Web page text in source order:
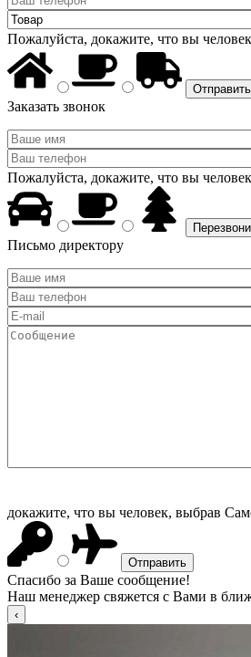
Пожалуйста, докажите, что вы
Заказать звонок
Пожалуйста, докажите, что вы
Письмо директору
докажите, что вы человек, выбрав
Спасибо за Ваше сообщение!
Наш менеджер свяжется с Вами в